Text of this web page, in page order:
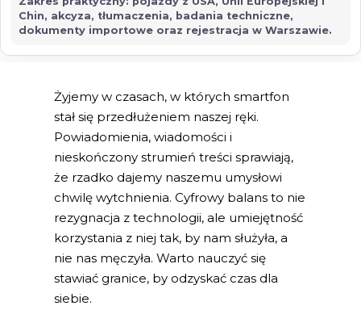
Żyjemy w czasach, w których smartfon
stał się przedłużeniem naszej ręki.
Powiadomienia, wiadomości i
nieskończony strumień treści sprawiają,
że rzadko dajemy naszemu umysłowi
chwilę wytchnienia. Cyfrowy balans to nie
rezygnacja z technologii, ale umiejętność
korzystania z niej tak, by nam służyła, a
nie nas męczyła. Warto nauczyć się
stawiać granice, by odzyskać czas dla
siebie.
Chin, akcyza, tłumaczenia, badania techniczne,
dokumenty importowe oraz rejestracja w Warszawie.